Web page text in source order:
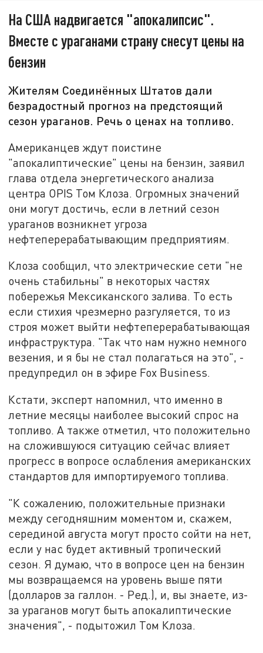
На США надвигается "апокалипсис".
Вместе с ураганами страну снесут цены на
бензин
Жителям Соединённых Штатов дали
безрадостный прогноз на предстоящий
сезон ураганов. Речь о ценах на топливо.
Американцев ждут поистине
"апокалиптические" цены на бензин, заявил
глава отдела энергетического анализа
центра OPIS Том Клоза. Огромных значений
они могут достичь, если в летний сезон
ураганов возникнет угроза
нефтеперерабатывающим предприятиям.
Клоза сообщил, что электрические сети "не
очень стабильны" в некоторых частях
побережья Мексиканского залива. То есть
если стихия чрезмерно разгуляется, то из
строя может выйти нефтеперерабатывающая
инфраструктура. "Так что нам нужно немного
везения, и я бы не стал полагаться на это", -
предупредил он в эфире Fox Business.
Кстати, эксперт напомнил, что именно в
летние месяцы наиболее высокий спрос на
топливо. А также отметил, что положительно
на сложившуюся ситуацию сейчас влияет
прогресс в вопросе ослабления американских
стандартов для импортируемого топлива.
"К сожалению, положительные признаки
между сегодняшним моментом и, скажем,
серединой августа могут просто сойти на нет,
если у нас будет активный тропический
сезон. Я думаю, что в вопросе цен на бензин
мы возвращаемся на уровень выше пяти
(долларов за галлон. - Ред.), и, вы знаете, из-
за ураганов могут быть апокалиптические
значения", - подытожил Том Клоза.